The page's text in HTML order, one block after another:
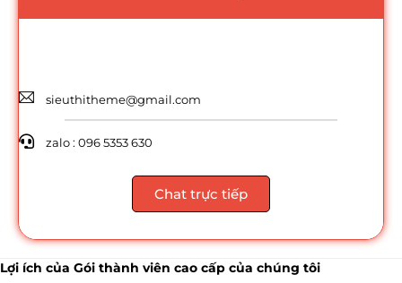
sieuthitheme@gmail.com
zalo : 096 5353 630
Chat trực tiếp
Lợi ích của Gói thành viên cao cấp của chúng tôi